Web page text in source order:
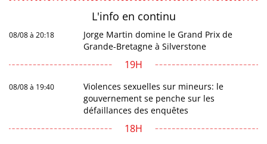
L'info en continu
08/08 à 20:18
Jorge Martin domine le Grand Prix de
Grande-Bretagne à Silverstone
19H
08/08 à 19:40
Violences sexuelles sur mineurs: le
gouvernement se penche sur les
défaillances des enquêtes
18H